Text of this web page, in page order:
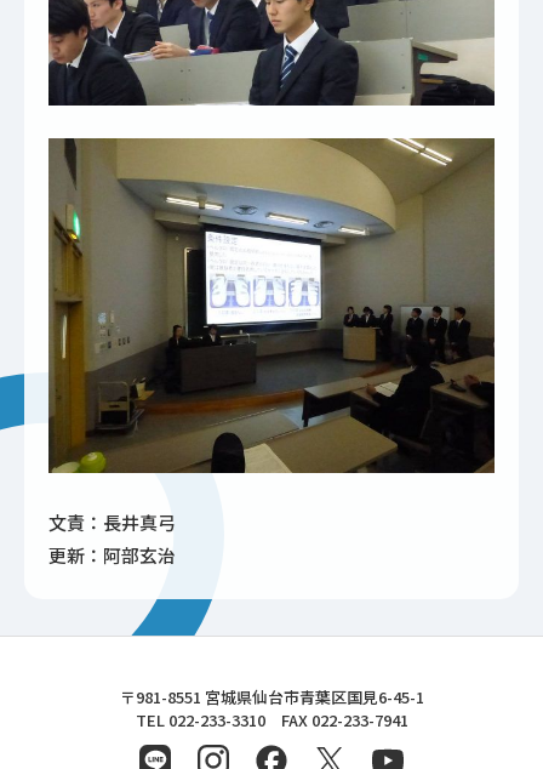
文責：長井真弓
更新：阿部玄治
東北文化学園大学
〒981-8551 宮城県仙台市青葉区国見6-45-1
TEL 022-233-3310 FAX 022-233-7941